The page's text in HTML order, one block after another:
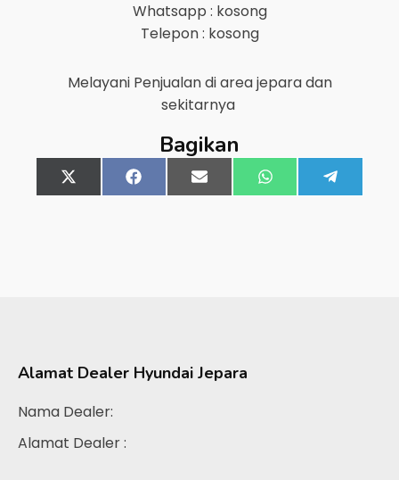
Whatsapp : kosong
Telepon : kosong
Melayani Penjualan di areajeparadan
sekitarnya
Bagikan
Share
on
X
(Twitter)
Share
on
FacebookShare
on
Email Share
on
WhatsApp
on
Alamat Dealer Hyundai Jepara
Nama Dealer:
Alamat Dealer :